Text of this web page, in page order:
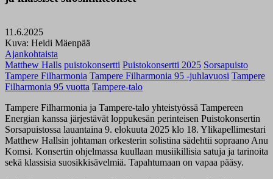
11.6.2025
Kuva: Heidi Mäenpää
Ajankohtaista
Matthew Halls puistokonsertti Puistokonsertti 2025 Sorsapuisto
Tampere Filharmonia Tampere Filharmonia 95 -juhlavuosi Tampere
Filharmonia 95 vuotta Tampere-talo
Tampere Filharmonia ja Tampere-talo yhteistyössä Tampereen
Energian kanssa järjestävät loppukesän perinteisen Puistokonsertin
Sorsapuistossa lauantaina 9. elokuuta 2025 klo 18. Ylikapellimestari
Matthew Hallsin johtaman orkesterin solistina sädehtii sopraano Anu
Komsi. Konsertin ohjelmassa kuullaan musiikillisia satuja ja tarinoita
sekä klassisia suosikkisävelmiä. Tapahtumaan on vapaa pääsy.